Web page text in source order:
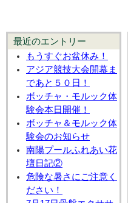
最近のエントリー
もうすぐお盆休み！
アジア競技大会開幕ま
であと５０日！
ボッチャ・モルック体
験会本日開催！
ボッチャ＆モルック体
験会のお知らせ
南陽プールふれあい花
壇日記②
危険な暑さにご注意く
ださい！